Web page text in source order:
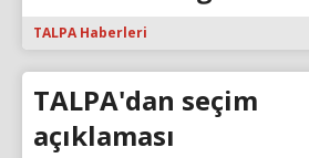
TALPA Haberleri
TALPA'dan seçim
açıklaması